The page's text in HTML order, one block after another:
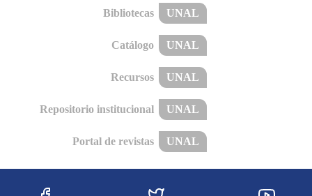
Bibliotecas UNAL
Catálogo UNAL
Recursos UNAL
Repositorio institucional UNAL
Portal de revistas UNAL